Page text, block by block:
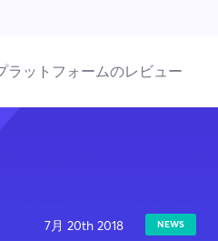
ラットフォームのレビュー
7月 20th 2018 NEWS